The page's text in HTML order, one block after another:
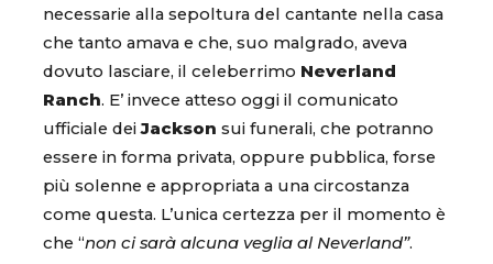
necessarie alla sepoltura del cantante nella casa
che tanto amava e che, suo malgrado, aveva
dovuto lasciare, il celeberrimo Neverland
Ranch. E’ invece atteso oggi il comunicato
ufficiale deiJackson sui funerali, che potranno
essere in forma privata, oppure pubblica, forse
più solenne e appropriata a una circostanza
come questa. L’unica certezza per il momento è
che “non ci sarà alcuna veglia al Neverland”.